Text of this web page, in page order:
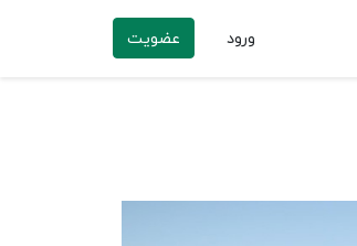
ورود عضویت